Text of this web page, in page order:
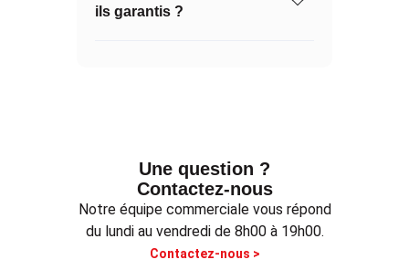
ils garantis ?
Une question ?
Contactez-nous
Notre équipe commerciale vous répond
du lundi au vendredi de 8h00 à 19h00.
Contactez-nous >